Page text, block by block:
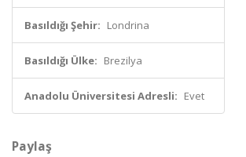
Basıldığı Şehir: Londrina
Basıldığı Ülke: Brezilya
Anadolu Üniversitesi Adresli: Evet
Paylaş